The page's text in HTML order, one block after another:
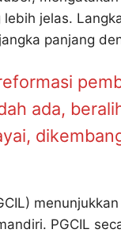
jelas.
panjang
ada,
PGCIL